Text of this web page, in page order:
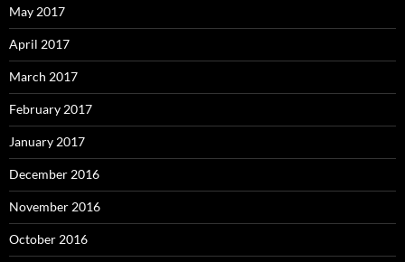
May 2017
April 2017
March 2017
February 2017
January 2017
December 2016
November 2016
October 2016